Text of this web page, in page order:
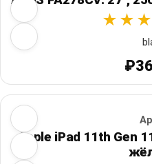
Apple iPad 11th Gen